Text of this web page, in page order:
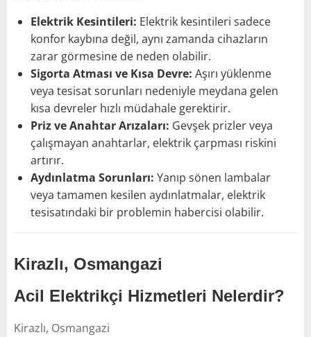
Elektrik Kesintileri: Elektrik kesintileri sadece
konfor kaybına değil, aynı zamanda cihazların
zarar görmesine de neden olabilir.
Sigorta Atması ve Kısa Devre: Aşırı yüklenme
veya tesisat sorunları nedeniyle meydana gelen
kısa devreler hızlı müdahale gerektirir.
Priz ve Anahtar Arızaları: Gevşek prizler veya
çalışmayan anahtarlar, elektrik çarpması riskini
artırır.
Aydınlatma Sorunları: Yanıp sönen lambalar
veya tamamen kesilen aydınlatmalar, elektrik
tesisatındaki bir problemin habercisi olabilir.
Kirazlı, Osmangazi
Acil Elektrikçi Hizmetleri Nelerdir?
Kirazlı, Osmangazi